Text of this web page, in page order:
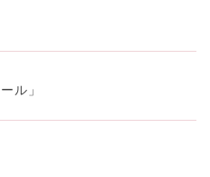
ル」